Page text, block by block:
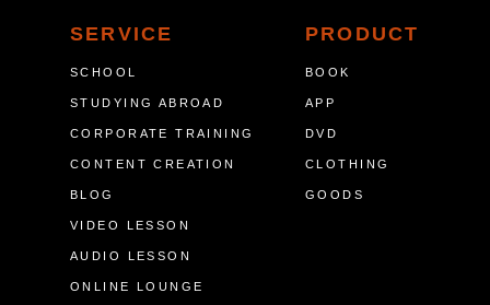
SERVICE
SCHOOL
STUDYING ABROAD
CORPORATE TRAINING
CONTENT CREATION
BLOG
VIDEO LESSON
AUDIO LESSON
ONLINE LOUNGE
PRODUCT
BOOK
APP
DVD
CLOTHING
GOODS